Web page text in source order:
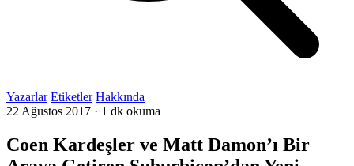
Yazarlar Etiketler Hakkında
22 Ağustos 2017 · 1 dk okuma
Coen Kardeşler ve Matt Damon’ı Bir